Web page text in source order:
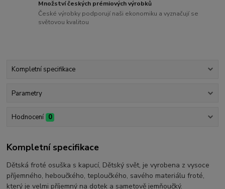
Množství českých prémiových výrobků
České výrobky podporují naši ekonomiku a vyznačují se
světovou kvalitou
Kompletní specifikace
Parametry
Hodnocení 0
Kompletní specifikace
Dětská froté osuška s kapucí, Dětský svět, je vyrobena z vysoce
příjemného, heboučkého, teploučkého, savého materiálu froté,
který je velmi příjemný na dotek a sametově jemňoučký.